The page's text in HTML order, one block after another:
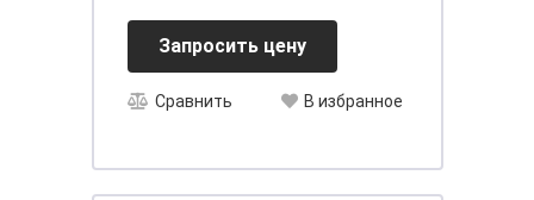
Запросить цену
Сравнить В избранное